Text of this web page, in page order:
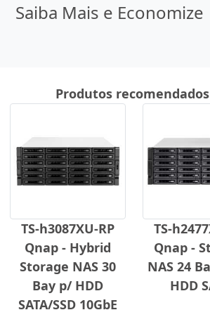
Saiba Mais e Economize
Produtos
TS-h3087XU-RP
Qnap - Hybrid
Storage NAS 30
Bay p/ HDD
SATA/SSD 10GbE
TS-
Qnap -
NAS 24
HDD